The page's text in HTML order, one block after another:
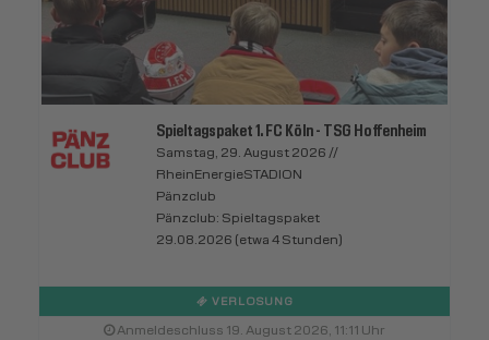
Spieltagspaket 1. FC Köln - TSG Hoffenheim
Samstag, 29. August 2026 //
RheinEnergieSTADION
Pänzclub
Pänzclub: Spieltagspaket
29.08.2026 (etwa 4 Stunden)
VERLOSUNG
Anmeldeschluss 19. August 2026, 11:11 Uhr